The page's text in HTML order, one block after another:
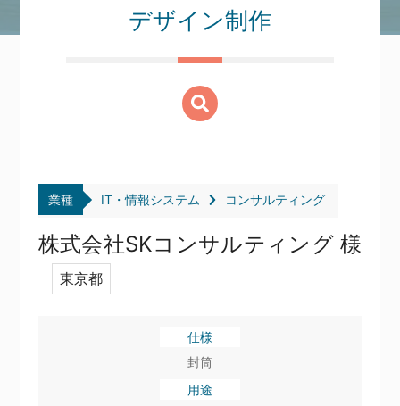
デザイン制作
業種 IT・情報システム コンサルティング
株式会社SKコンサルティング 様
東京都
仕様
封筒
用途